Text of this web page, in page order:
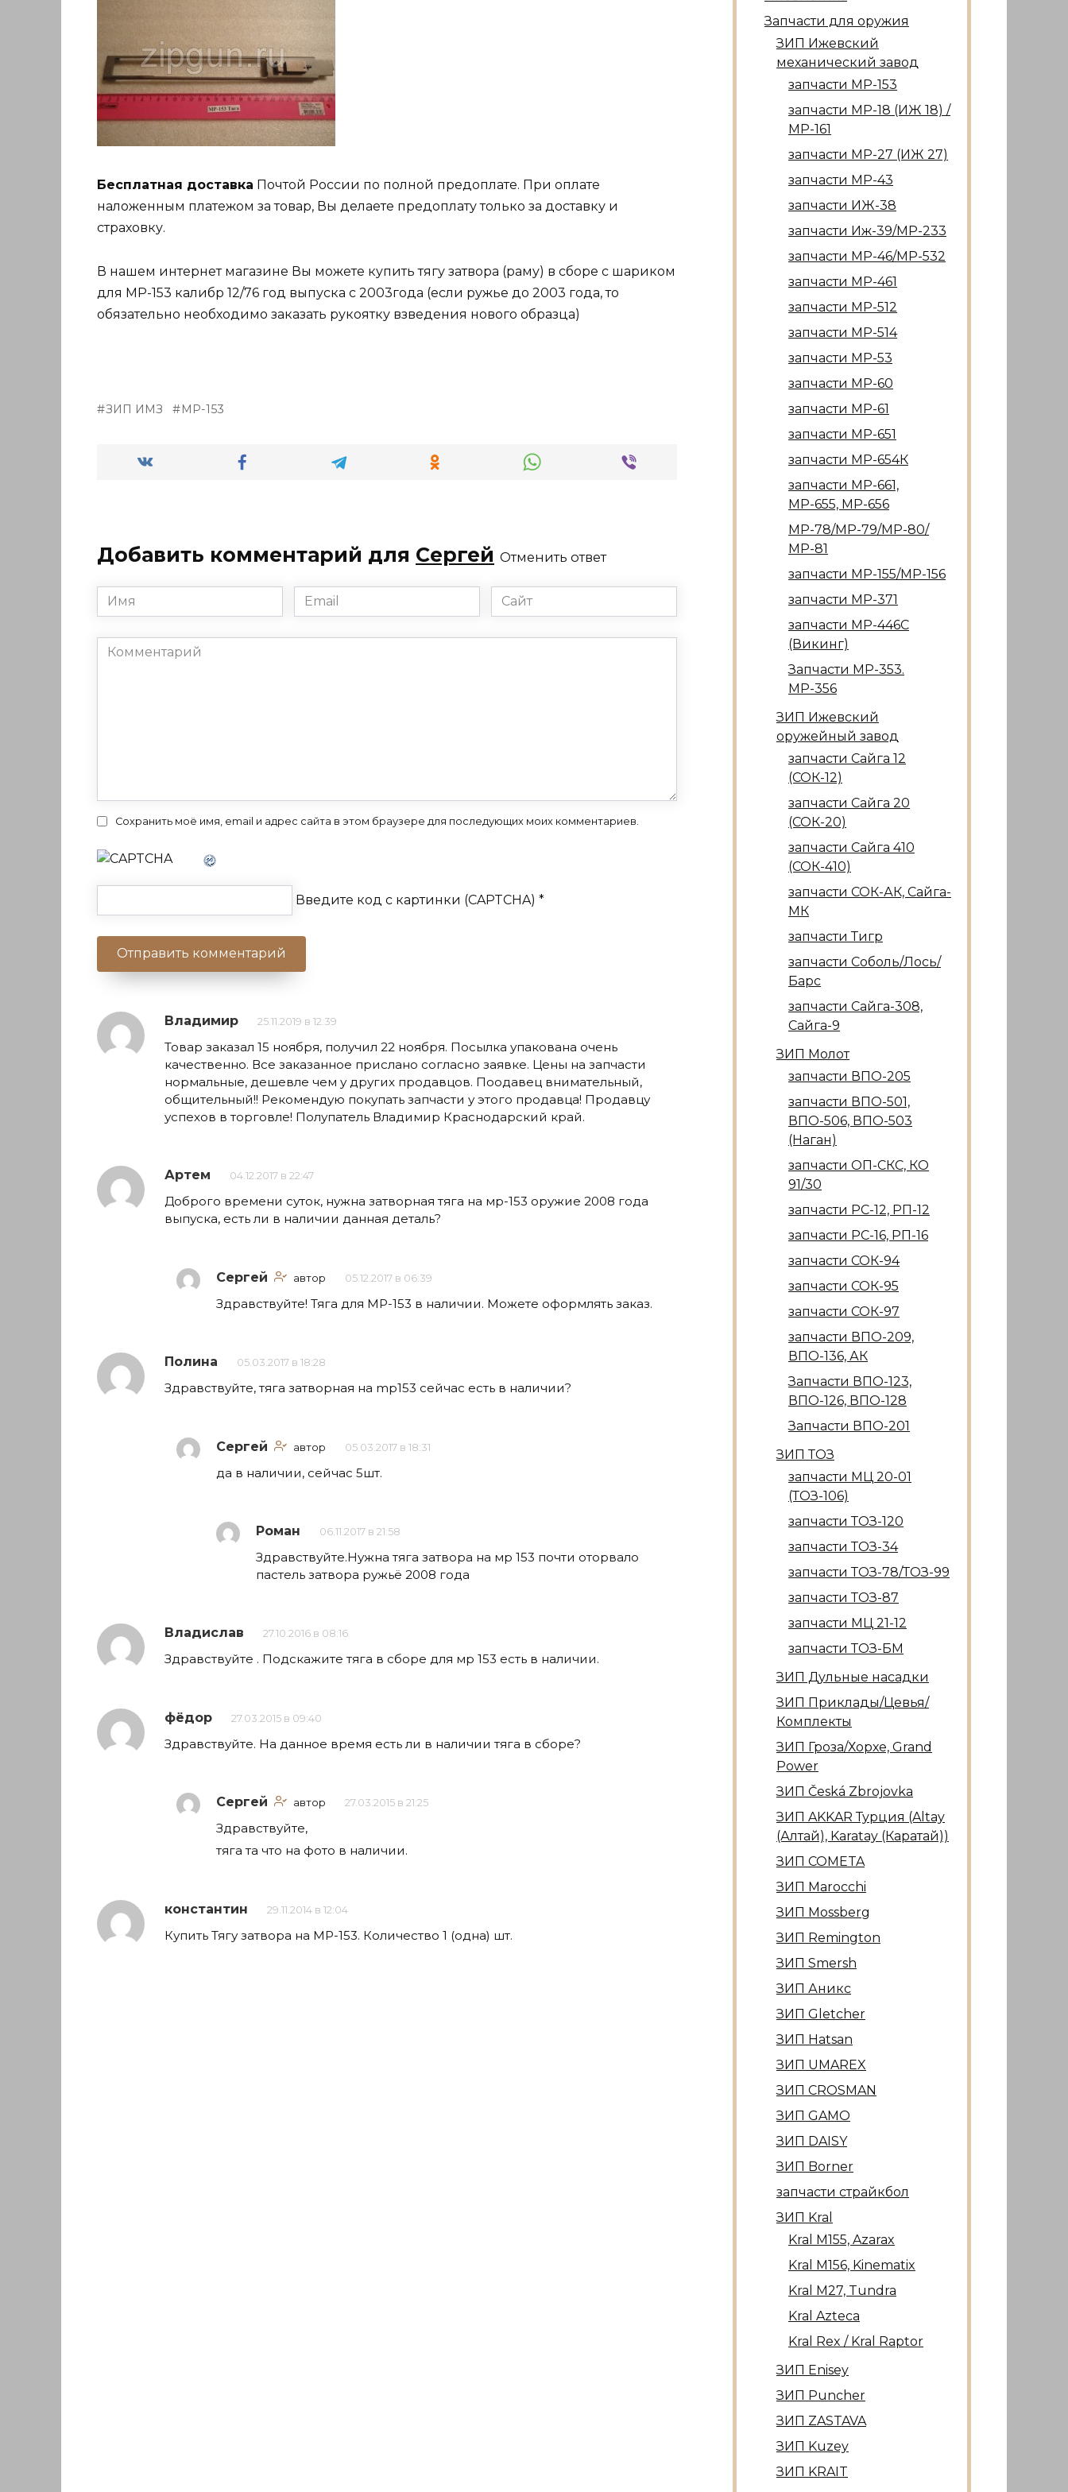
Бесплатная доставка Почтой России по полной предоплате. При оплате
наложенным платежом за товар, Вы делаете предоплату только за доставку и
страховку.
В нашем интернет магазине Вы можете купить тягу затвора (раму) в сборе с шариком
для МР-153 калибр 12/76 год выпуска с 2003года (если ружье до 2003 года, то
обязательно необходимо заказать рукоятку взведения нового образца)
ЗИП ИМЗ МР-153
Добавить комментарий для Сергей Отменить ответ
Имя
*
Email
*
Сайт
Комментарий
Сохранить моё имя, email и адрес сайта в этом браузере для последующих моих комментариев.
Введите код с картинки (CAPTCHA) *
Владимир 25.11.2019 в 12:39
Товар заказал 15 ноября, получил 22 ноября. Посылка упакована очень
качественно. Все заказанное прислано согласно заявке. Цены на запчасти
нормальные, дешевле чем у других продавцов. Поодавец внимательный,
общительный!! Рекомендую покупать запчасти у этого продавца! Продавцу
успехов в торговле! Полупатель Владимир Краснодарский край.
Артем 04.12.2017 в 22:47
Доброго времени суток, нужна затворная тяга на мр-153 оружие 2008 года
выпуска, есть ли в наличии данная деталь?
Сергей автор 05.12.2017 в 06:39
Здравствуйте! Тяга для МР-153 в наличии. Можете оформлять заказ.
Полина 05.03.2017 в 18:28
Здравствуйте, тяга затворная на mp153 сейчас есть в наличии?
Сергей автор 05.03.2017 в 18:31
да в наличии, сейчас 5шт.
Роман 06.11.2017 в 21:58
Здравствуйте.Нужна тяга затвора на мр 153 почти оторвало
пастель затвора ружьё 2008 года
Владислав 27.10.2016 в 08:16
Здравствуйте . Подскажите тяга в сборе для мр 153 есть в наличии.
фёдор 27.03.2015 в 09:40
Здравствуйте. На данное время есть ли в наличии тяга в сборе?
Сергей автор 27.03.2015 в 21:25
Здравствуйте,
тяга та что на фото в наличии.
константин 29.11.2014 в 12:04
Купить Тягу затвора на МР-153. Количество 1 (одна) шт.
Запчасти для оружия
ЗИП Ижевский
механический завод
запчасти МР-153
запчасти МР-18 (ИЖ 18) /
МР-161
запчасти МР-27 (ИЖ 27)
запчасти МР-43
запчасти ИЖ-38
запчасти Иж-39/МР-233
запчасти МР-46/МР-532
запчасти МР-461
запчасти МР-512
запчасти МР-514
запчасти МР-53
запчасти МР-60
запчасти МР-61
запчасти МР-651
запчасти МР-654К
запчасти МР-661,
МР-655, МР-656
МР-78/МР-79/МР-80/
МР-81
запчасти МР-155/МР-156
запчасти МР-371
запчасти МР-446С
(Викинг)
Запчасти МР-353.
МР-356
ЗИП Ижевский
оружейный завод
запчасти Сайга 12
(СОК-12)
запчасти Сайга 20
(СОК-20)
запчасти Сайга 410
(СОК-410)
запчасти СОК-АК, Сайга-
МК
запчасти Тигр
запчасти Соболь/Лось/
Барс
запчасти Сайга-308,
Сайга-9
ЗИП Молот
запчасти ВПО-205
запчасти ВПО-501,
ВПО-506, ВПО-503
(Наган)
запчасти ОП-СКС, КО
91/30
запчасти РС-12, РП-12
запчасти РС-16, РП-16
запчасти СОК-94
запчасти СОК-95
запчасти СОК-97
запчасти ВПО-209,
ВПО-136, АК
Запчасти ВПО-123,
ВПО-126, ВПО-128
Запчасти ВПО-201
ЗИП ТОЗ
запчасти МЦ 20-01
(ТОЗ-106)
запчасти ТОЗ-120
запчасти ТОЗ-34
запчасти ТОЗ-78/ТОЗ-99
запчасти ТОЗ-87
запчасти МЦ 21-12
запчасти ТОЗ-БМ
ЗИП Дульные насадки
ЗИП Приклады/Цевья/
Комплекты
ЗИП Гроза/Хорхе, Grand
Power
ЗИП Česká Zbrojovka
ЗИП AKKAR Турция (Altay
(Алтай), Karatay (Каратай))
ЗИП COMETA
ЗИП Marocсhi
ЗИП Mossberg
ЗИП Remington
ЗИП Smersh
ЗИП Аникс
ЗИП Gletcher
ЗИП Hatsan
ЗИП UMAREX
ЗИП CROSMAN
ЗИП GAMO
ЗИП DAISY
ЗИП Borner
запчасти страйкбол
ЗИП Kral
Kral М155, Azarax
Kral М156, Kinematix
Kral М27, Tundra
Kral Azteca
Kral Rex / Kral Raptor
ЗИП Enisey
ЗИП Puncher
ЗИП ZASTAVA
ЗИП Kuzey
ЗИП KRAIT